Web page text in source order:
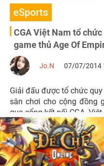
eSports
CGA Việt Nam tổ
game thủ Age Of
Jo.N 07/07/2014
Giải đấu được tổ chức
sân chơi cho cộng đồng
qua cổng kết nối CGA- Việt